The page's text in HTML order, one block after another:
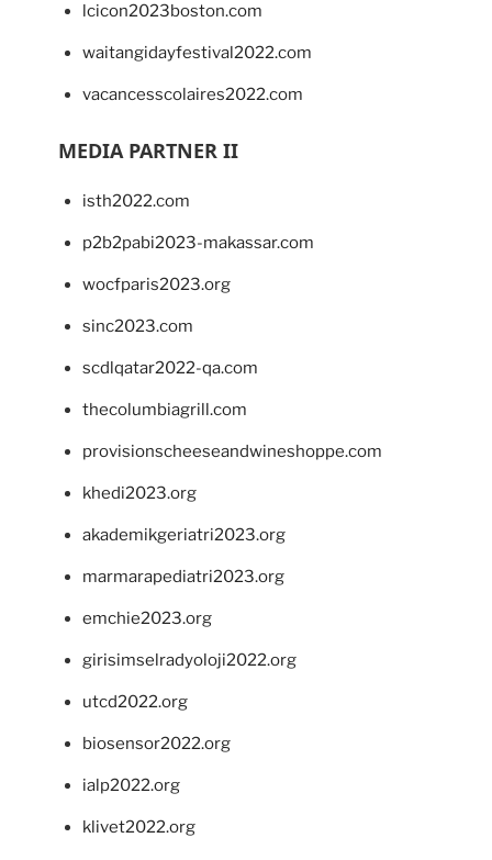
lcicon2023boston.com
waitangidayfestival2022.com
vacancesscolaires2022.com
MEDIA PARTNER II
isth2022.com
p2b2pabi2023-makassar.com
wocfparis2023.org
sinc2023.com
scdlqatar2022-qa.com
thecolumbiagrill.com
provisionscheeseandwineshoppe.com
khedi2023.org
akademikgeriatri2023.org
marmarapediatri2023.org
emchie2023.org
girisimselradyoloji2022.org
utcd2022.org
biosensor2022.org
ialp2022.org
klivet2022.org